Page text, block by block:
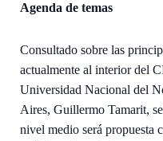
Agenda de temas
Consultado sobre las
actualmente al interior del
Universidad Nacional del
Aires, Guillermo Tamarit,
nivel medio será propuesta